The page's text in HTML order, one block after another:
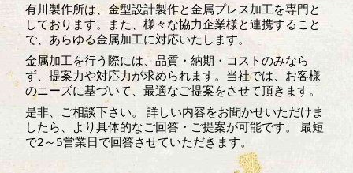
有川製作所は、金型設計製作と金属プレス加工を専門と
しております。また、様々な協力企業様と連携すること
で、あらゆる金属加工に対応いたします。
金属加工を行う際には、品質・納期・コストのみなら
ず、提案力や対応力が求められます。当社では、お客様
のニーズに基づいて、最適なご提案をさせて頂きます。
是非、ご相談下さい。 詳しい内容をお聞かせいただけま
したら、より具体的なご回答・ご提案が可能です。 最短
で2～5営業日で回答させていただきます。